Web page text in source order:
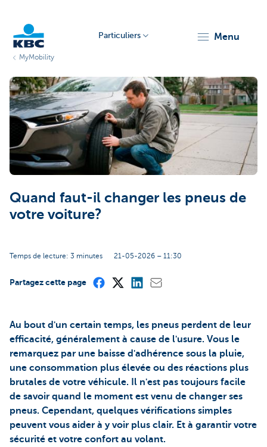
Particuliers menu
MyMobility
Quand faut-il changer les pneus de
votre voiture?
Temps de lecture: 3 minutes 21-05-2026 – 11:30
Partagez cette page
Au bout d'un certain temps, les pneus perdent de leur
efficacité, généralement à cause de l'usure. Vous le
remarquez par une baisse d'adhérence sous la pluie,
une consommation plus élevée ou des réactions plus
brutales de votre véhicule. Il n'est pas toujours facile
de savoir quand le moment est venu de changer ses
pneus. Cependant, quelques vérifications simples
peuvent vous aider à y voir plus clair. Et à garantir votre
sécurité et votre confort au volant.